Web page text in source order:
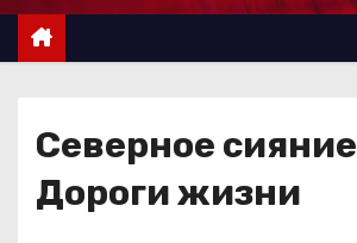
ж
Северное сияние
Дороги жизни